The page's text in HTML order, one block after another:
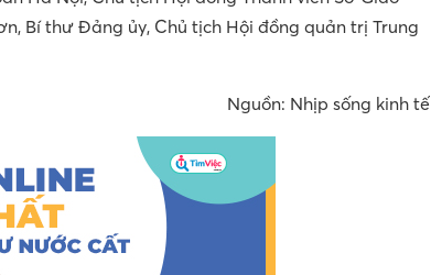
Bí thư Đảng ủy, Chủ tịch Hội đồng quản trị Trung
Nguồn: Nhịp sống kinh tế